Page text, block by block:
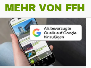
MEHR VON FFH